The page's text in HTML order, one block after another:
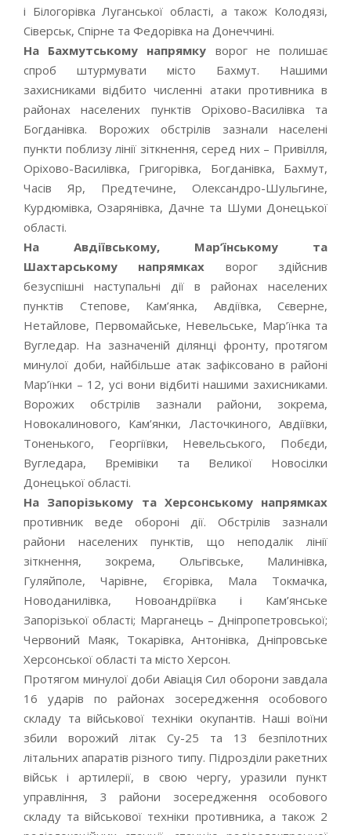
і Білогорівка Луганської області, а також Колодязі,
Сіверськ, Спірне та Федорівка на Донеччині.
На Бахмутському напрямку ворог не полишає
спроб штурмувати місто Бахмут. Нашими
захисниками відбито численні атаки противника в
районах населених пунктів Оріхово-Василівка та
Богданівка. Ворожих обстрілів зазнали населені
пункти поблизу лінії зіткнення, серед них – Привілля,
Оріхово-Василівка, Григорівка, Богданівка, Бахмут,
Часів Яр, Предтечине, Олександро-Шульгине,
Курдюмівка, Озарянівка, Дачне та Шуми Донецької
області.
На Авдіївському, Мар’їнському та
Шахтарському напрямках ворог здійснив
безуспішні наступальні дії в районах населених
пунктів Степове, Кам’янка, Авдіївка, Сєверне,
Нетайлове, Первомайське, Невельське, Мар’їнка та
Вугледар. На зазначеній ділянці фронту, протягом
минулої доби, найбільше атак зафіксовано в районі
Мар’їнки – 12, усі вони відбиті нашими захисниками.
Ворожих обстрілів зазнали райони, зокрема,
Новокалинового, Кам’янки, Ласточкиного, Авдіївки,
Тоненького, Георгіївки, Невельського, Побєди,
Вугледара, Времівіки та Великої Новосілки
Донецької області.
На Запорізькому та Херсонському напрямках
противник веде обороні дії. Обстрілів зазнали
райони населених пунктів, що неподалік лінії
зіткнення, зокрема, Ольгівське, Малинівка,
Гуляйполе, Чарівне, Єгорівка, Мала Токмачка,
Новоданилівка, Новоандріївка і Кам’янське
Запорізької області; Марганець – Дніпропетровської;
Червоний Маяк, Токарівка, Антонівка, Дніпровське
Херсонської області та місто Херсон.
Протягом минулої доби Авіація Сил оборони завдала
16 ударів по районах зосередження особового
складу та військової техніки окупантів. Наші воїни
збили ворожий літак Су-25 та 13 безпілотних
літальних апаратів різного типу. Підрозділи ракетних
військ і артилерії, в свою чергу, уразили пункт
управління, 3 райони зосередження особового
складу та військової техніки противника, а також 2